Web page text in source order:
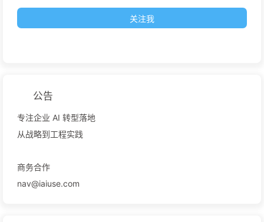
关注我
公告
专注企业 AI 转型落地
从战略到工程实践
商务合作
nav@iaiuse.com